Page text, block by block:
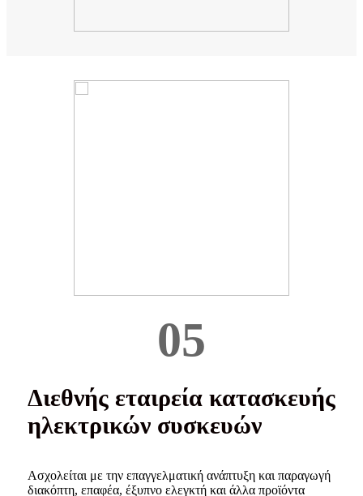
05
Διεθνής εταιρεία κατασκευής
ηλεκτρικών συσκευών
Ασχολείται με την επαγγελματική ανάπτυξη και παραγωγή
διακόπτη, επαφέα, έξυπνο ελεγκτή και άλλα προϊόντα